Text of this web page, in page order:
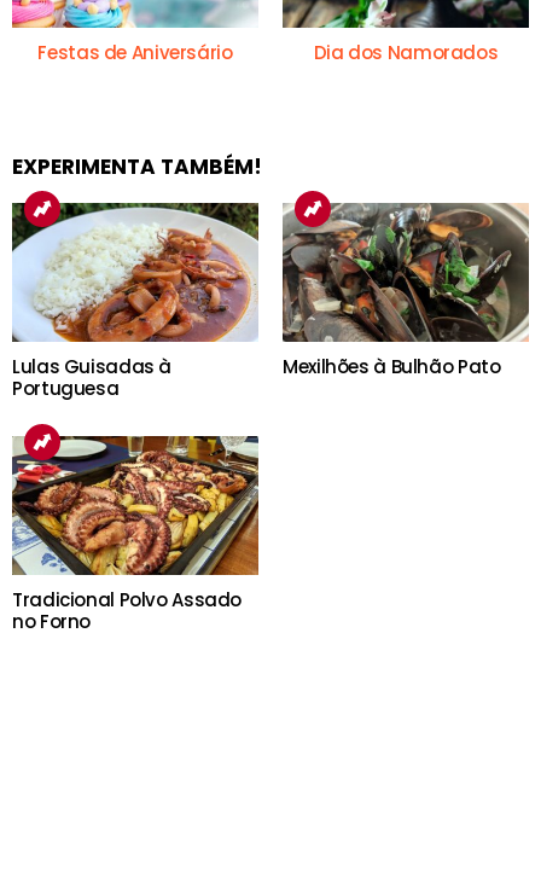
Festas de Aniversário Dia dos Namorados
EXPERIMENTA TAMBÉM!
Lulas Guisadas à
Portuguesa
Mexilhões à Bulhão Pato
Tradicional Polvo Assado
no Forno